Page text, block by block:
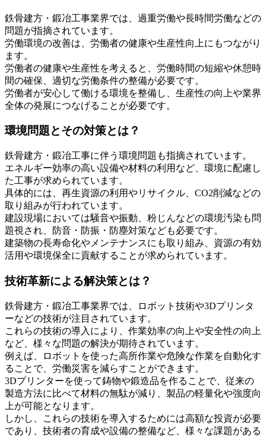
鉄骨建方・鍛冶工事業界では、過重労働や長時間労働などの
問題が指摘されています。
労働環境の改善は、労働者の健康や生産性向上にもつながり
ます。
労働者の健康や生産性を考えると、労働時間の短縮や休憩時
間の確保、適切な労働条件の整備が必要です。
労働者が安心して働ける環境を整備し、生産性の向上や業界
全体の発展につなげることが必要です。
環境問題とその対策とは？
鉄骨建方・鍛冶工事に伴う環境問題も指摘されています。
エネルギー効率の高い設備や材料の利用など、環境に配慮し
た工事が求められています。
具体的には、再生資源の利用やリサイクル、CO2削減などの
取り組みが行われています。
建設現場においては騒音や振動、粉じんなどの環境汚染も問
題視され、防音・防振・防塵対策なども必要です。
建築物の長寿命化やメンテナンスにも取り組み、資源の有効
活用や環境保全に貢献することが求められています。
技術革新による解決策とは？
鉄骨建方・鍛冶工事業界では、ロボット技術や3Dプリンタ
ーなどの技術が注目されています。
これらの技術の導入により、作業効率の向上や安全性の向上
など、様々な問題の解決が期待されています。
例えば、ロボットを使った高所作業や危険な作業を自動化す
ることで、労働災害を減らすことができます。
3Dプリンターを使って鋳物や鍛造品を作ることで、従来の
製造方法に比べて材料の無駄が減り、製品の軽量化や強度向
上が可能となります。
しかし、これらの技術を導入するためには高額な投資が必要
であり、技術者の育成や設備の整備など、様々な課題がある